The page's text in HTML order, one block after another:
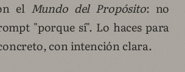
el Mundo del Propósito: no
"porque sí". Lo haces para
con intención clara.